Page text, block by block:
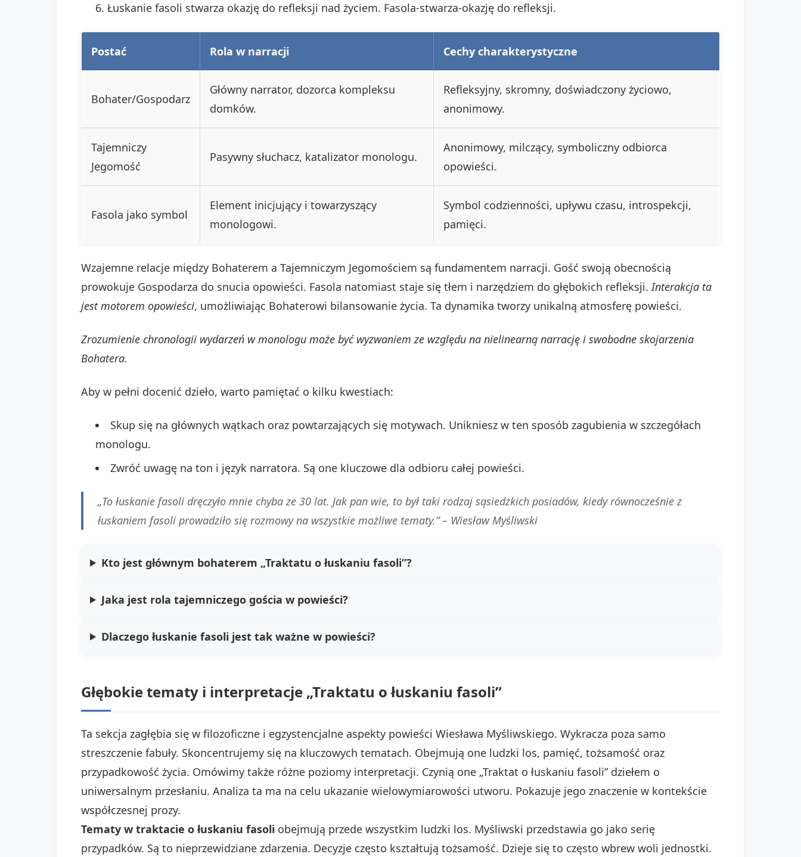
Łuskanie fasoli stwarza okazję do refleksji nad życiem. Fasola-stwarza-okazję do refleksji.
Postać Rola w narracji Cechy charakterystyczne
Bohater/Gospodarz
Główny narrator, dozorca kompleksu
domków.
Refleksyjny, skromny, doświadczony życiowo,
anonimowy.
Tajemniczy
Jegomość
Pasywny słuchacz, katalizator monologu.
Anonimowy, milczący, symboliczny odbiorca
opowieści.
Fasola jako symbol
Element inicjujący i towarzyszący
monologowi.
Symbol codzienności, upływu czasu, introspekcji,
pamięci.
Wzajemne relacje między Bohaterem a Tajemniczym Jegomościem są fundamentem narracji. Gość swoją obecnością
prowokuje Gospodarza do snucia opowieści. Fasola natomiast staje się tłem i narzędziem do głębokich refleksji. Interakcja ta
jest motorem opowieści, umożliwiając Bohaterowi bilansowanie życia. Ta dynamika tworzy unikalną atmosferę powieści.
Zrozumienie chronologii wydarzeń w monologu może być wyzwaniem ze względu na nielinearną narrację i swobodne skojarzenia
Bohatera.
Aby w pełni docenić dzieło, warto pamiętać o kilku kwestiach:
Skup się na głównych wątkach oraz powtarzających się motywach. Unikniesz w ten sposób zagubienia w szczegółach
monologu.
Zwróć uwagę na ton i język narratora. Są one kluczowe dla odbioru całej powieści.
„To łuskanie fasoli dręczyło mnie chyba ze 30 lat. Jak pan wie, to był taki rodzaj sąsiedzkich posiadów, kiedy równocześnie z
łuskaniem fasoli prowadziło się rozmowy na wszystkie możliwe tematy.” – Wiesław Myśliwski
Kto jest głównym bohaterem „Traktatu o łuskaniu fasoli”?
Jaka jest rola tajemniczego gościa w powieści?
Dlaczego łuskanie fasoli jest tak ważne w powieści?
Głębokie tematy i interpretacje „Traktatu o łuskaniu fasoli”
Ta sekcja zagłębia się w filozoficzne i egzystencjalne aspekty powieści Wiesława Myśliwskiego. Wykracza poza samo
streszczenie fabuły. Skoncentrujemy się na kluczowych tematach. Obejmują one ludzki los, pamięć, tożsamość oraz
przypadkowość życia. Omówimy także różne poziomy interpretacji. Czynią one „Traktat o łuskaniu fasoli” dziełem o
uniwersalnym przesłaniu. Analiza ta ma na celu ukazanie wielowymiarowości utworu. Pokazuje jego znaczenie w kontekście
współczesnej prozy.
Tematy w traktacie o łuskaniu fasoli obejmują przede wszystkim ludzki los. Myśliwski przedstawia go jako serię
przypadków. Są to nieprzewidziane zdarzenia. Decyzje często kształtują tożsamość. Dzieje się to często wbrew woli jednostki.